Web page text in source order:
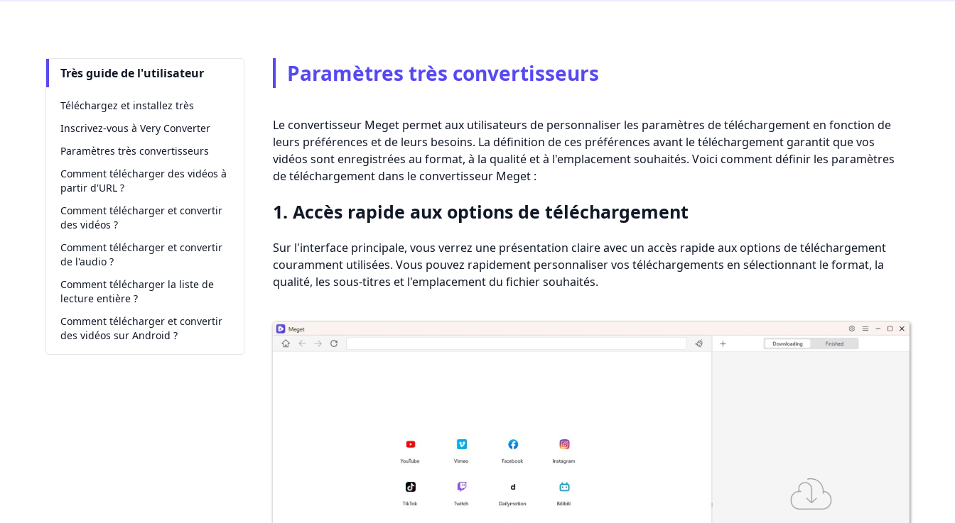
Très guide de l'utilisateur
Téléchargez et installez très
Inscrivez-vous à Very Converter
Paramètres très convertisseurs
Comment télécharger des vidéos à
partir d'URL ?
Comment télécharger et convertir
des vidéos ?
Comment télécharger et convertir
de l'audio ?
Comment télécharger la liste de
lecture entière ?
Comment télécharger et convertir
des vidéos sur Android ?
Paramètres très convertisseurs
Le convertisseur Meget permet aux utilisateurs de personnaliser les paramètres de téléchargement en fonction de
leurs préférences et de leurs besoins. La définition de ces préférences avant le téléchargement garantit que vos
vidéos sont enregistrées au format, à la qualité et à l'emplacement souhaités. Voici comment définir les paramètres
de téléchargement dans le convertisseur Meget :
1. Accès rapide aux options de téléchargement
Sur l'interface principale, vous verrez une présentation claire avec un accès rapide aux options de téléchargement
couramment utilisées. Vous pouvez rapidement personnaliser vos téléchargements en sélectionnant le format, la
qualité, les sous-titres et l'emplacement du fichier souhaités.